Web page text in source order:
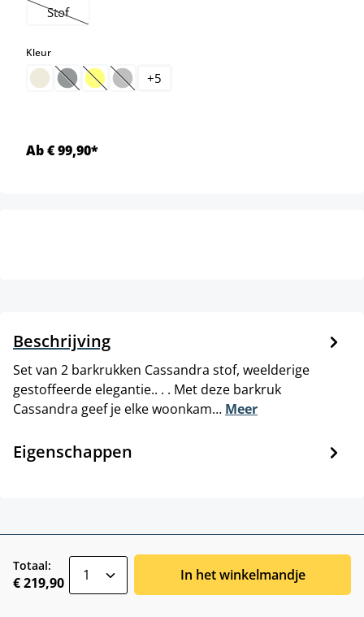
Stof
(Deze optie is momenteel niet beschikbaar.)
Kleurselect
(Deze optie is momenteel niet beschikbaar.)
(Deze optie is momenteel niet beschikbaar.)
(Deze optie is momenteel niet beschikbaar.)
+5
Ab € 99,90*
Beschrijving
Set van 2 barkrukken Cassandra stof, weelderige
gestoffeerde elegantie.. . . Met deze barkruk
Cassandra geef je elke woonkam… Meer
Eigenschappen
Totaal:
€ 219,90 In het winkelmandje